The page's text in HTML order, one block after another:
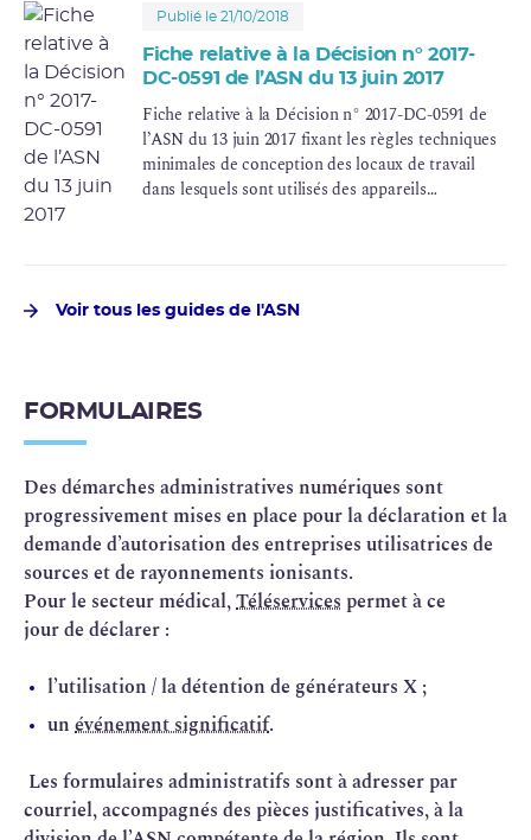
Publié le 21/10/2018
Fiche relative à la Décision n° 2017-
DC-0591 de l’ASN du 13 juin 2017
Fiche relative à la Décision n° 2017-DC-0591 de
l’ASN du 13 juin 2017 fixant les règles techniques
minimales de conception des locaux de travail
dans lesquels sont utilisés des appareils
Voir tous les guides de l'ASN
FORMULAIRES
Des démarches administratives numériques sont
progressivement mises en place pour la déclaration et la
demande d’autorisation des entreprises utilisatrices de
sources et de rayonnements ionisants.
Pour le secteur médical,Téléservices permet à ce
jour de déclarer :
l’utilisation / la détention de générateurs X ;
un événement significatif.
Les formulaires administratifs sont à adresser par
courriel, accompagnés des pièces justificatives, à la